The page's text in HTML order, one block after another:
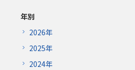
年別
2026年
2025年
2024年